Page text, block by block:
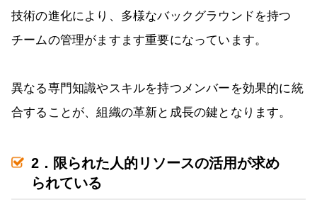
技術の進化により、多様なバックグラウンドを持つ
チームの管理がますます重要になっています。
異なる専門知識やスキルを持つメンバーを効果的に統
合することが、組織の革新と成長の鍵となります。
2．限られた人的リソースの活用が求め
られている